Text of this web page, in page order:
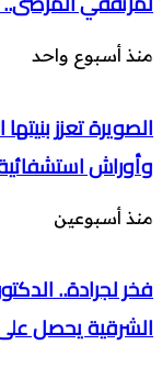
منذ أسبوع واحد
الصويرة تعزز
وأوراش
منذ أسبوعين
فخر لجرادة..
الشرقية يحصل على